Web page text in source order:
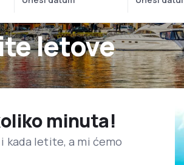
letove
minuta!
kada letite, a mi ćemo